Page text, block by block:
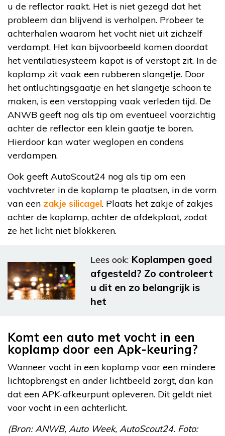
u de reflector raakt. Het is niet gezegd dat het
probleem dan blijvend is verholpen. Probeer te
achterhalen waarom het vocht niet uit zichzelf
verdampt. Het kan bijvoorbeeld komen doordat
het ventilatiesysteem kapot is of verstopt zit. In de
koplamp zit vaak een rubberen slangetje. Door
het ontluchtingsgaatje en het slangetje schoon te
maken, is een verstopping vaak verleden tijd. De
ANWB geeft nog als tip om eventueel voorzichtig
achter de reflector een klein gaatje te boren.
Hierdoor kan water weglopen en condens
verdampen.
Ook geeft AutoScout24 nog als tip om een
vochtvreter in de koplamp te plaatsen, in de vorm
van een zakje silicagel. Plaats het zakje of zakjes
achter de koplamp, achter de afdekplaat, zodat
ze het licht niet blokkeren.
Lees ook: Koplampen goed
afgesteld? Zo controleert
u dit en zo belangrijk is
het
Komt een auto met vocht in een
koplamp door een Apk-keuring?
Wanneer vocht in een koplamp voor een mindere
lichtopbrengst en ander lichtbeeld zorgt, dan kan
dat een APK-afkeurpunt opleveren. Dit geldt niet
voor vocht in een achterlicht.
(Bron: ANWB, Auto Week, AutoScout24. Foto: